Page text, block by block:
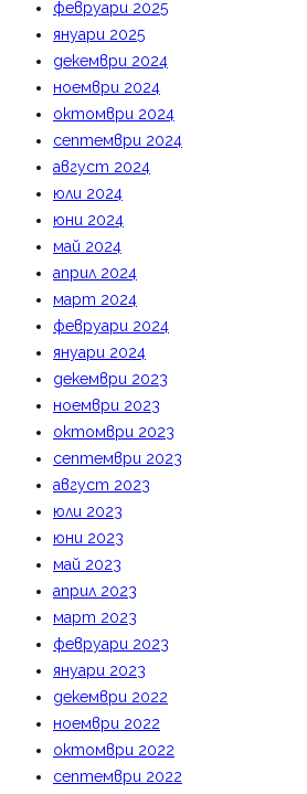
февруари 2025
януари 2025
декември 2024
ноември 2024
октомври 2024
септември 2024
август 2024
юли 2024
юни 2024
май 2024
април 2024
март 2024
февруари 2024
януари 2024
декември 2023
ноември 2023
октомври 2023
септември 2023
август 2023
юли 2023
юни 2023
май 2023
април 2023
март 2023
февруари 2023
януари 2023
декември 2022
ноември 2022
октомври 2022
септември 2022